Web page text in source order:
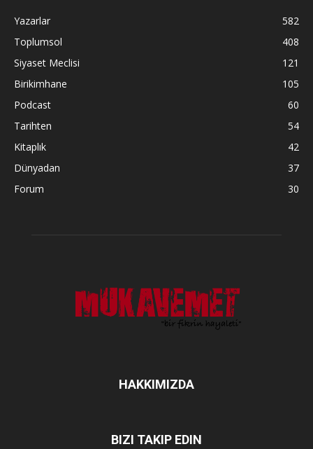
Yazarlar
582
Toplumsol
408
Siyaset Meclisi
121
Birikimhane
105
Podcast
60
Tarihten
54
Kitaplık
42
Dünyadan
37
Forum
30
HAKKIMIZDA
BIZI TAKIP EDIN